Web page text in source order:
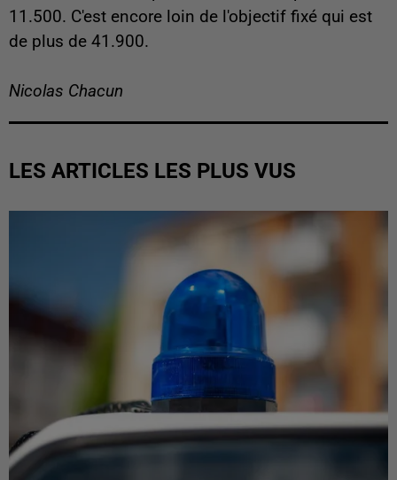
11.500. C'est encore loin de l'objectif fixé qui est
de plus de 41.900.
Nicolas Chacun
LES ARTICLES LES PLUS VUS